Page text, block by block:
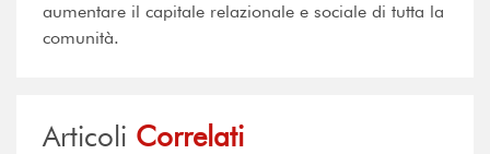
aumentare il capitale relazionale e sociale di tutta la
comunità.
Articoli Correlati